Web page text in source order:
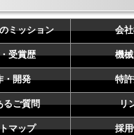
ミッション 会
受賞歴 機
・開発 特
るご質問 リ
マップ 採